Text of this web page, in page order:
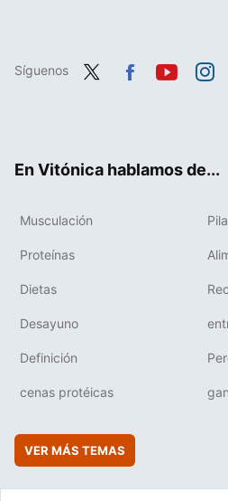
Síguenos
En Vitónica hablamos de...
Musculación
Proteínas
Dietas
Desayuno
Definición
cenas protéicas
VER MÁS TEMAS